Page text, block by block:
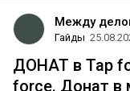
Между
Гайды
ДОНАТ в Tap
force. Донат в